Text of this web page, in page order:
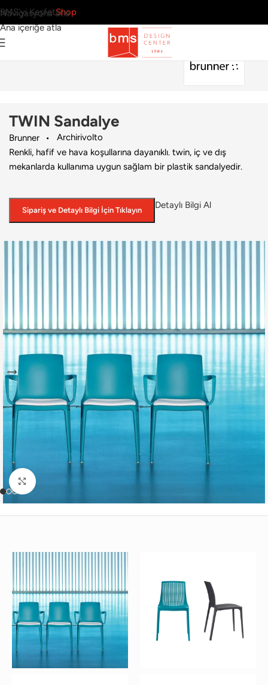
Navigasyona atla
Ana içeriğe atla
BMS’yi KeşfetShop
Brunner›TWIN Sandalye
TWIN Sandalye
Brunner
Archirivolto
Renkli, hafif ve hava koşullarına dayanıklı. twin, iç ve dış
mekanlarda kullanıma uygun sağlam bir plastik sandalyedir.
Sipariş ve Detaylı Bilgi İçin Tıklayın Detaylı Bilgi Al
Büyütmek için tıklayın